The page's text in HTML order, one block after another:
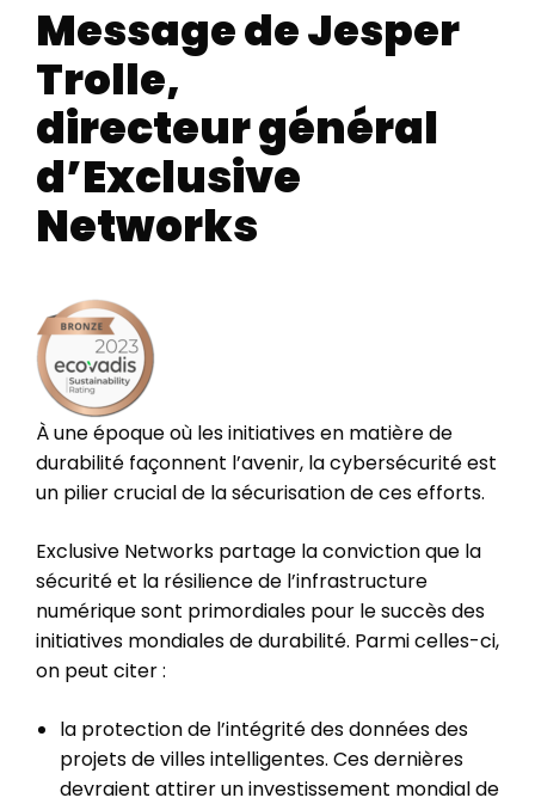
Message de Jesper
Trolle,
directeur général
d’Exclusive
Networks
À une époque où les initiatives en matière de
durabilité façonnent l’avenir, la cybersécurité est
un pilier crucial de la sécurisation de ces efforts.
Exclusive Networks partage la conviction que la
sécurité et la résilience de l’infrastructure
numérique sont primordiales pour le succès des
initiatives mondiales de durabilité. Parmi celles-ci,
on peut citer :
la protection de l’intégrité des données des
projets de villes intelligentes. Ces dernières
devraient attirer un investissement mondial de